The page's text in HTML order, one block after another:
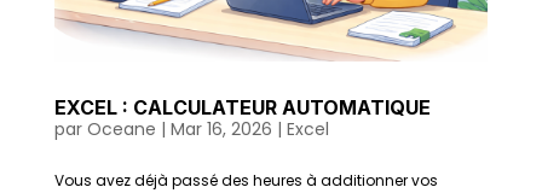
EXCEL : CALCULATEUR AUTOMATIQUE
par Oceane | Mar 16, 2026 | Excel
Vous avez déjà passé des heures à additionner vos